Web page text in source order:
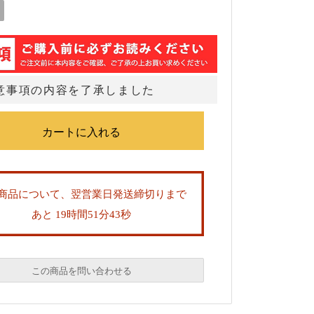
事項の内容を了承しました
品について、翌営業日発送締切りまで
あと 19時間51分42秒
この商品を問い合わせる